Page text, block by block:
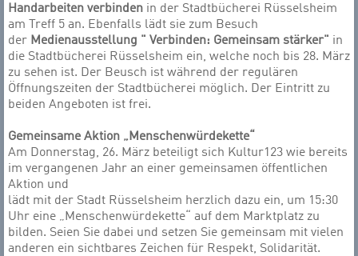
Handarbeiten verbinden in der Stadtbücherei Rüsselsheim
am Treff 5 an. Ebenfalls lädt sie zum Besuch
der Medienausstellung " Verbinden: Gemeinsam stärker" in
die Stadtbücherei Rüsselsheim ein, welche noch bis 28. März
zu sehen ist. Der Beusch ist während der regulären
Öffnungszeiten der Stadtbücherei möglich. Der Eintritt zu
beiden Angeboten ist frei.
Gemeinsame Aktion „Menschenwürdekette“
Am Donnerstag, 26. März beteiligt sich Kultur123 wie bereits
im vergangenen Jahr an einer gemeinsamen öffentlichen
Aktion und
lädt mit der Stadt Rüsselsheim herzlich dazu ein, um 15:30
Uhr eine „Menschenwürdekette“ auf dem Marktplatz zu
bilden. Seien Sie dabei und setzen Sie gemeinsam mit vielen
anderen ein sichtbares Zeichen für Respekt, Solidarität.